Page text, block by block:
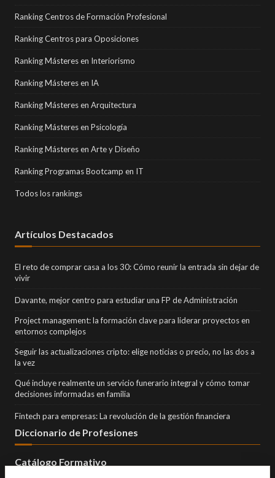
Ranking Centros de Formación Profesional
Ranking Centros para Oposiciones
Ranking Másteres en Interiorismo
Ranking Másteres en IA
Ranking Másteres en Arquitectura
Ranking Másteres en Psicología
Ranking Másteres en Arte y Diseño
Ranking Programas Bootcamp en IT
Todos los rankings
Artículos Destacados
El reto de comprar casa a los 30: Cómo reunir la entrada sin dejar de
vivir
Davante, mejor centro para estudiar una FP de Administración
Project management: la formación clave para liderar proyectos en
entornos complejos
Seguir las actualizaciones cripto: elige noticias o precio, no las dos a
la vez
Qué incluye realmente un servicio funerario integral y cómo tomar
decisiones informadas en familia
Fintech para empresas: La revolución de la gestión financiera
Diccionario de Profesiones
Catálogo Formativo